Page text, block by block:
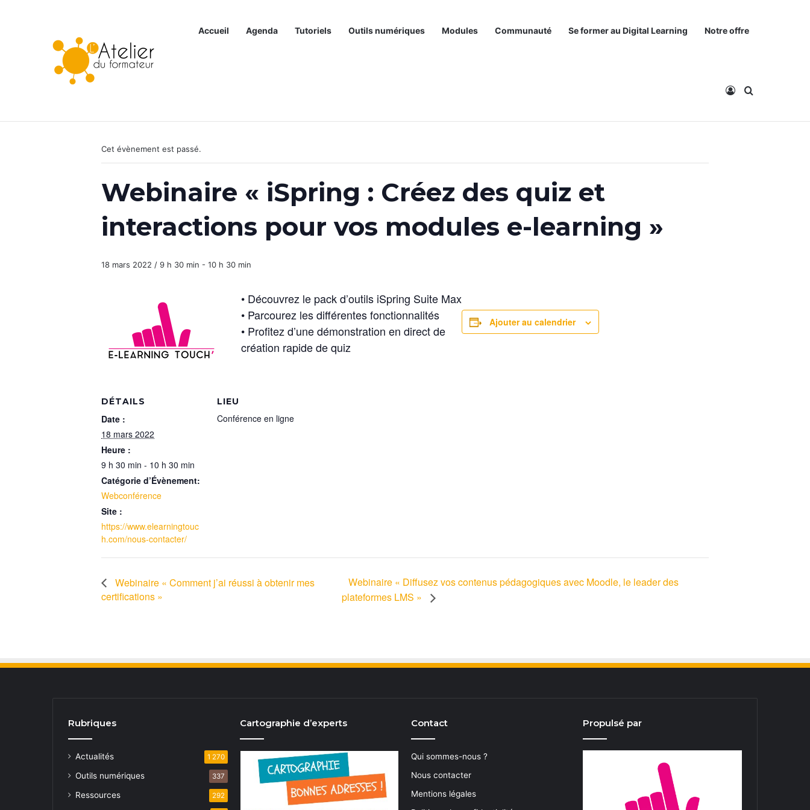
Accueil Agenda Tutoriels Outils numériques Modules Communauté Se former au Digital Learning Notre offre
Connexion
Rechercher
Articles à la une
Cet évènement est passé.
Webinaire « iSpring : Créez des quiz et
interactions pour vos modules e-learning »
18 mars 2022 / 9 h 30 min - 10 h 30 min
• Découvrez le pack d’outils iSpring Suite Max
• Parcourez les différentes fonctionnalités
• Profitez d’une démonstration en direct de
création rapide de quiz
Ajouter au calendrier
DÉTAILS
Date :
18 mars 2022
Heure :
9 h 30 min - 10 h 30 min
Catégorie d’Évènement:
Webconférence
Site :
https://www.elearningtouc
h.com/nous-contacter/
LIEU
Conférence en ligne
Webinaire « Comment j’ai réussi à obtenir mes
certifications »
Webinaire « Diffusez vos contenus pédagogiques avec Moodle, le leader des
plateformes LMS »
Rubriques
Actualités 1 270
Outils numériques 337
Ressources 292
Cartographie d’experts Contact
Qui sommes-nous ?
Nous contacter
Mentions légales
Propulsé par